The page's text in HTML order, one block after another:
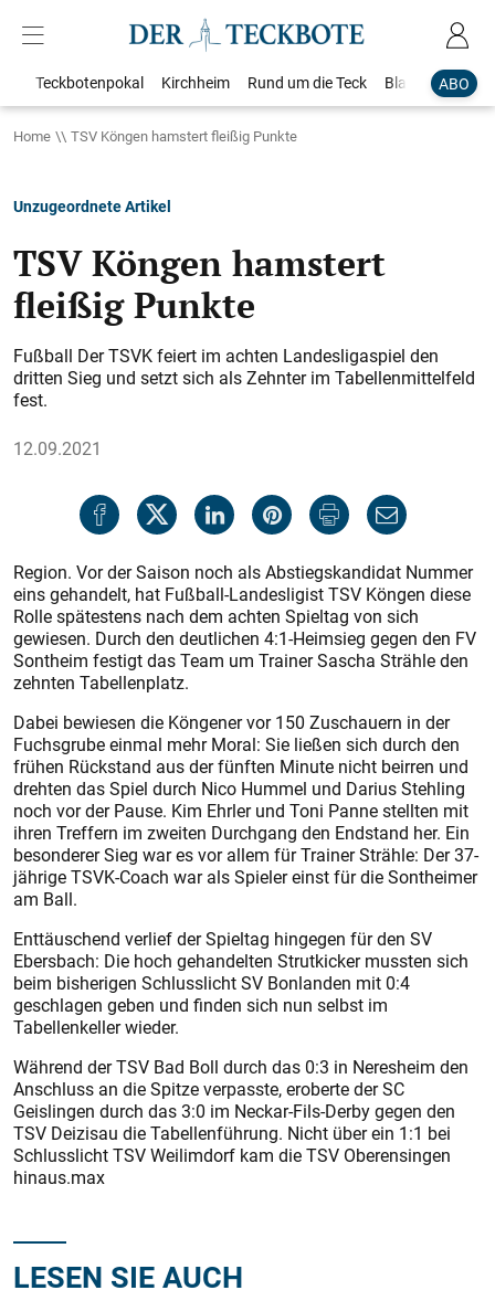
ABO
Teckbotenpokal Kirchheim Rund um die Teck Blaulicht
Home TSV Köngen hamstert fleißig Punkte
Unzugeordnete Artikel
TSV Köngen hamstert
fleißig Punkte
Fußball Der TSVK feiert im achten Landesligaspiel den
dritten Sieg und setzt sich als Zehnter im Tabellenmittelfeld
fest.
12.09.2021
Region. Vor der Saison noch als Abstiegskandidat Nummer
eins gehandelt, hat Fußball-Landesligist TSV Köngen diese
Rolle spätestens nach dem achten Spieltag von sich
gewiesen. Durch den deutlichen 4:1-Heimsieg gegen den FV
Sontheim festigt das Team um Trainer Sascha Strähle den
zehnten Tabellenplatz.
Dabei bewiesen die Köngener vor 150 Zuschauern in der
Fuchsgrube einmal mehr Moral: Sie ließen sich durch den
frühen Rückstand aus der fünften Minute nicht beirren und
drehten das Spiel durch Nico Hummel und Darius Stehling
noch vor der Pause. Kim Ehrler und Toni Panne stellten mit
ihren Treffern im zweiten Durchgang den Endstand her. Ein
besonderer Sieg war es vor allem für Trainer Strähle: Der 37-
jährige TSVK-Coach war als Spieler einst für die Sontheimer
am Ball.
Enttäuschend verlief der Spieltag hingegen für den SV
Ebersbach: Die hoch gehandelten Strutkicker mussten sich
beim bisherigen Schlusslicht SV Bonlanden mit 0:4
geschlagen geben und finden sich nun selbst im
Tabellenkeller wieder.
Während der TSV Bad Boll durch das 0:3 in Neresheim den
Anschluss an die Spitze verpasste, eroberte der SC
Geislingen durch das 3:0 im Neckar-Fils-Derby gegen den
TSV Deizisau die Tabellenführung. Nicht über ein 1:1 bei
Schlusslicht TSV Weilimdorf kam die TSV Oberensingen
hinaus.max
LESEN SIE AUCH